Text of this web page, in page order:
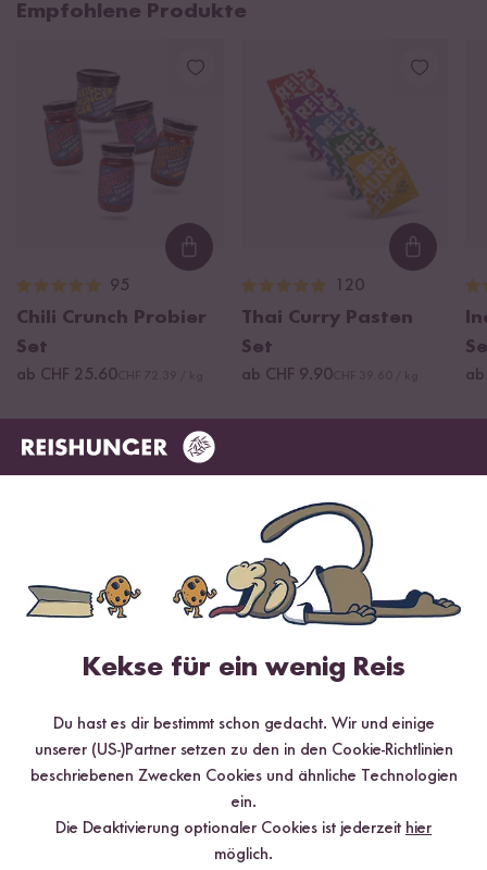
Empfohlene Produkte
Loading...
95
Chili Crunch Probier
Set
ab CHF 25.60
120
Thai Curry Pasten
Set
ab CHF 9.90CHF 39.60 / kg ab
Digitales Rezeptbuch per E-Mail
✔️ 25 leckere Rezepte aus unseren bunten Kochwelten
✔️ Von Sushi über Curry bis hin zu Desserts
✔️ Inklusive Tipps & Tricks für die Zubereitung
Kekse für ein wenig Reis
Du hast es dir bestimmt schon gedacht. Wir und einige
unserer (US-)Partner setzen zu den in den Cookie-Richtlinien
beschriebenen Zwecken Cookies und ähnliche Technologien
ein.
Die Deaktivierung optionaler Cookies ist jederzeit hier
möglich.